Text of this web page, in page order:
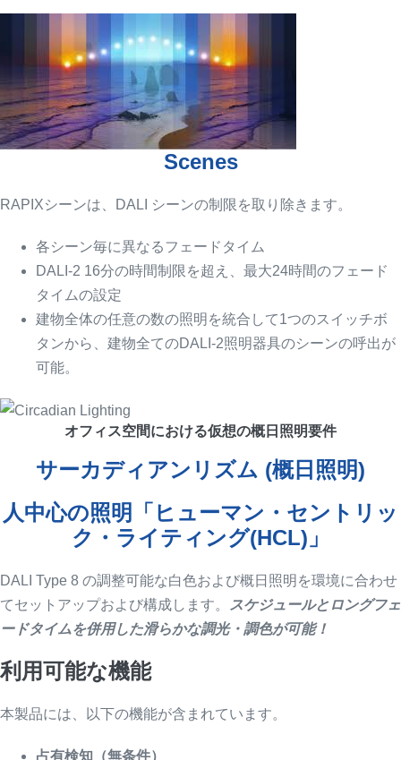
Scenes
RAPIXシーンは、DALI シーンの制限を取り除きます。
各シーン毎に異なるフェードタイム
DALI-2 16分の時間制限を超え、最大24時間のフェード
タイムの設定
建物全体の任意の数の照明を統合して1つのスイッチボ
タンから、建物全てのDALI-2照明器具のシーンの呼出が
可能。
オフィス空間における仮想の概日照明要件
サーカディアンリズム (概日照明)
人中心の照明「ヒューマン・セントリッ
ク・ライティング(HCL)」
DALI Type 8 の調整可能な白色および概日照明を環境に合わせ
てセットアップおよび構成します。
スケジュールとロングフェ
ードタイムを併用した滑らかな調光・調色が可能！
利用可能な機能
本製品には、以下の機能が含まれています。
占有検知（無条件）